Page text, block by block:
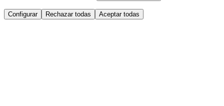
Configurar Rechazar todas Aceptar todas